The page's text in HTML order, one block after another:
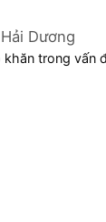
Dương
trong vấn